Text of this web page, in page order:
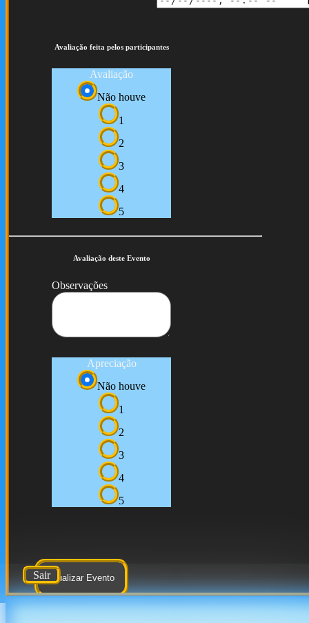
Avaliação feita pelos participantes
Avaliação
Não houve
1
2
3
4
5
Avaliação deste Evento
Observações
Apreciação
Não houve
1
2
3
4
5
Atualizar Evento
Sair